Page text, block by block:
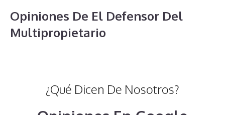
Opiniones De El Defensor Del
Multipropietario
¿Qué Dicen De Nosotros?